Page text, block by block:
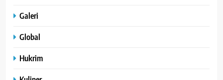
Galeri
Global
Hukrim